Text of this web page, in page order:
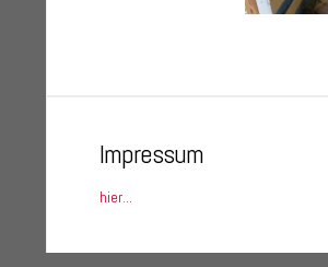
Impressum
hier...